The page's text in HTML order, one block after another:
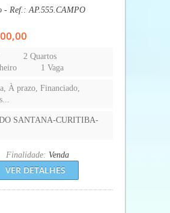
- Ref.: AP.460.COLOMBO
2 Quartos
1 Vaga
À prazo, Financiado,
COLOMBO-PR
VER DETALHES